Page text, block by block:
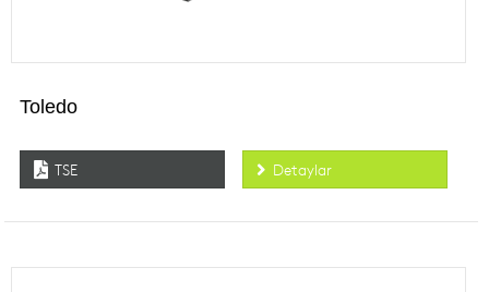
Toledo
TSE Detaylar